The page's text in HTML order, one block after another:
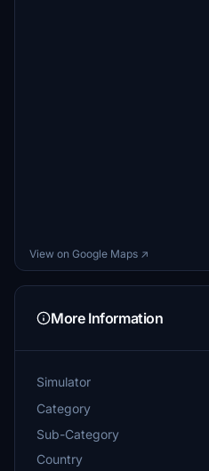
View on Google Maps ↗
More Information
Simulator
Category
Sub-Category
Country